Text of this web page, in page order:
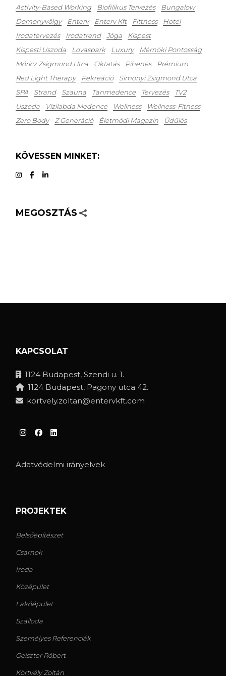
Activity-Based Working Biofilikus Tervezés
Bungalow
Domonyvölgy
Enterv Enterv Kft Fittness
Hotel
Irodatervezés
Irodatrend Jóga
Kispest
Kispesti Uszoda
Lovaspark Luxury
Mérnöki Pontosság
Móricz Zsigmond Utca
Oktatás Pihenés
Prémium
Red Light Therapy
Rekreáció
Simonyi Zsigmond Utca
SPA
Strand Szauna Tanmedence Tervezés
TV2
Uszoda
Vízilabda Medence Wellness
Wellness-Fitness
Zero Body
Z Generáció Életmódi Magazin Üdülés
KÖVESSEN MINKET:
MEGOSZTÁS
KAPCSOLAT
: 1124 Budapest, Szendi u. 1.
: 1124 Budapest, Pagony utca 42.
: kortvely.zoltan@entervkft.com
Adatvédelmi irányelvek
PROJEKTEK
Belsőépítészet
Csarnok
Iroda
Középület
Lakóépület
Szálloda
Személyes Referenciák
Geiszter Róbert
Körtvély Zoltán